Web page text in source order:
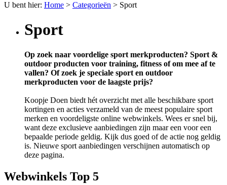
U bent hier: Home > Categorieën > Sport
Sport
Op zoek naar voordelige sport merkproducten? Sport &
outdoor producten voor training, fitness of om mee af te
vallen? Of zoek je speciale sport en outdoor
merkproducten voor de laagste prijs?
Koopje Doen biedt hét overzicht met alle beschikbare sport
kortingen en acties verzameld van de meest populaire sport
merken en voordeligste online webwinkels. Wees er snel bij,
want deze exclusieve aanbiedingen zijn maar een voor een
bepaalde periode geldig. Kijk dus goed of de actie nog geldig
is. Nieuwe sport aanbiedingen verschijnen automatisch op
deze pagina.
Webwinkels Top 5